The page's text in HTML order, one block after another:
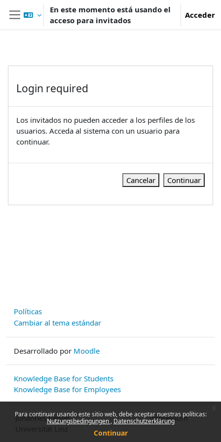
Salta al contenido principal
Para continuar usando este sitio web, debe aceptar nuestras políticas:
Nutzungsbedingungen Datenschutzerklärung
Continuar
Panel lateral
En este momento está usando el
acceso para invitados
Acceder
Login required
Los invitados no pueden acceder a los perfiles de los
usuarios. Acceda al sistema con un usuario para
continuar.
Cancelar Continuar
Políticas
Cambiar al tema estándar
Desarrollado por Moodle
Knowledge Base for Students
Knowledge Base for Employees
Johannes Kepler
Impressum